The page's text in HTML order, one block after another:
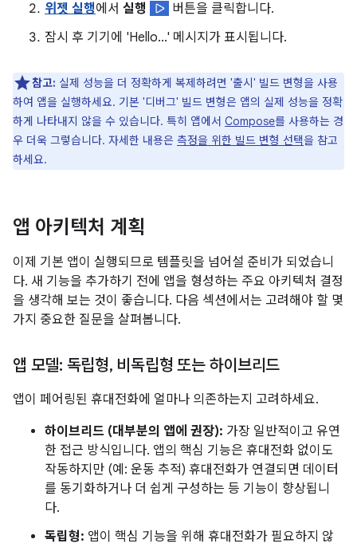
위젯 실행에서 실행
버튼을 클릭합니다.
잠시 후 기기에 'Hello...' 메시지가 표시됩니다.
참고: 실제 성능을 더 정확하게 복제하려면 '출시' 빌드 변형을 사용
하여 앱을 실행하세요. 기본 '디버그' 빌드 변형은 앱의 실제 성능을 정확
하게 나타내지 않을 수 있습니다. 특히 앱에서 Compose를 사용하는 경
우 더욱 그렇습니다. 자세한 내용은 측정을 위한 빌드 변형 선택을 참고
하세요.
앱 아키텍처 계획
이제 기본 앱이 실행되므로 템플릿을 넘어설 준비가 되었습니
다. 새 기능을 추가하기 전에 앱을 형성하는 주요 아키텍처 결정
을 생각해 보는 것이 좋습니다. 다음 섹션에서는 고려해야 할 몇
가지 중요한 질문을 살펴봅니다.
앱 모델: 독립형, 비독립형 또는 하이브리드
앱이 페어링된 휴대전화에 얼마나 의존하는지 고려하세요.
하이브리드 (대부분의 앱에 권장): 가장 일반적이고 유연
한 접근 방식입니다. 앱의 핵심 기능은 휴대전화 없이도
작동하지만 (예: 운동 추적) 휴대전화가 연결되면 데이터
를 동기화하거나 더 쉽게 구성하는 등 기능이 향상됩니
다.
독립형: 앱이 핵심 기능을 위해 휴대전화가 필요하지 않